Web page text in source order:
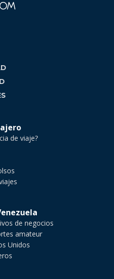
de viaje?
de negocios
amateur
Unidos